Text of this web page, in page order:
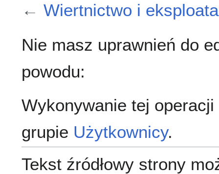
← Wiertnictwo i
Nie masz uprawnień do
powodu:
Wykonywanie tej
grupie Użytkownicy.
Tekst źródłowy strony